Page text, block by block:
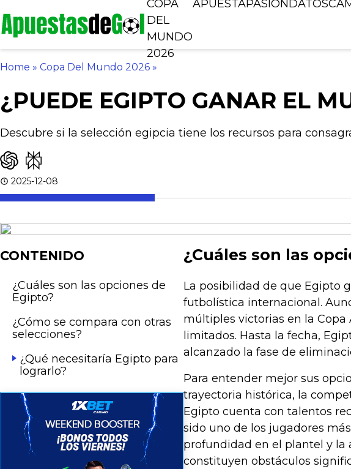
COPA
DEL
MUNDO
2026
APUESTAPASIÓN DATOS
Home » Copa Del Mundo 2026 »
¿PUEDE EGIPTO GANAR EL
Descubre si la selección egipcia tiene los recursos para
2025-12-08
CONTENIDO
¿Cuáles son las opciones de
Egipto?
¿Cómo se compara con otras
selecciones?
¿Qué necesitaría Egipto para
lograrlo?
¿Cuáles son las
La posibilidad de que Egipto
futbolística internacional.
múltiples victorias en la Copa
limitados. Hasta la fecha,
alcanzado la fase de
Para entender mejor sus
trayectoria histórica, la
Egipto cuenta con talentos
sido uno de los jugadores
profundidad en el plantel y la
constituyen obstáculos